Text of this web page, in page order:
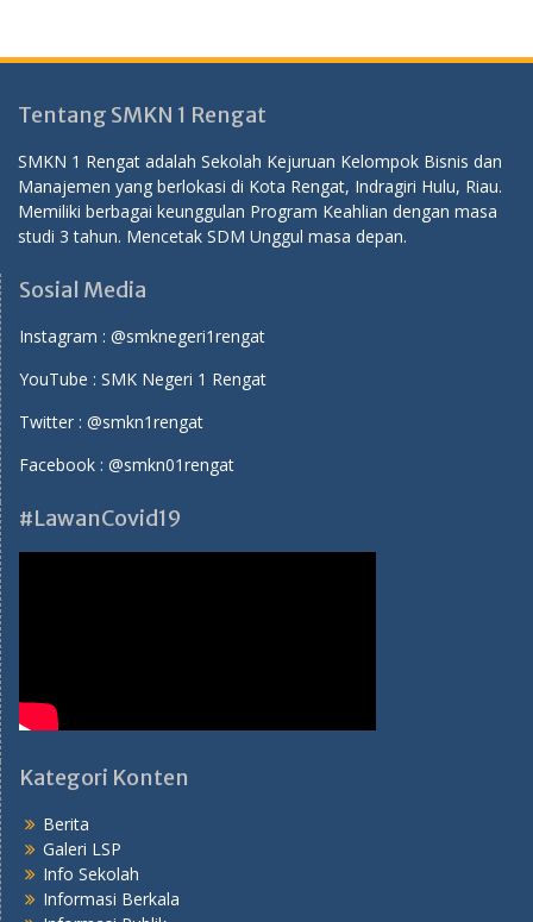
Tentang SMKN 1 Rengat
SMKN 1 Rengat adalah Sekolah Kejuruan Kelompok Bisnis dan
Manajemen yang berlokasi di Kota Rengat, Indragiri Hulu, Riau.
Memiliki berbagai keunggulan Program Keahlian dengan masa
studi 3 tahun. Mencetak SDM Unggul masa depan.
Sosial Media
Instagram : @smknegeri1rengat
YouTube : SMK Negeri 1 Rengat
Twitter : @smkn1rengat
Facebook : @smkn01rengat
#LawanCovid19
Kategori Konten
Berita
Galeri LSP
Info Sekolah
Informasi Berkala